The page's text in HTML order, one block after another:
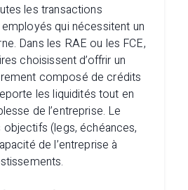
les transactions
qui nécessitent un
Dans les RAE ou les FCE,
choisissent d’offrir un
composé de crédits
les liquidités tout en
de l’entreprise. Le
(legs, échéances,
de l’entreprise à